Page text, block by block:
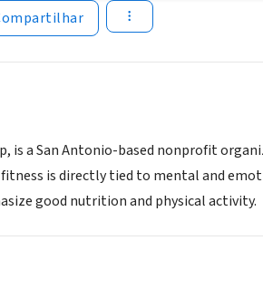
is a San Antonio-based nonprofit
is directly tied to mental and
good nutrition and physical activity.